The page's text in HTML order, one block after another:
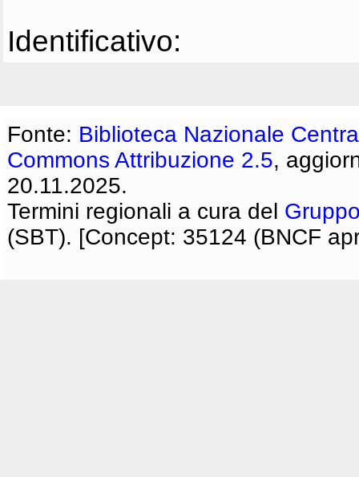
Identificativo:
Fonte: Biblioteca Nazionale
Commons Attribuzione 2.5,
20.11.2025.
Termini regionali a cura del
(SBT). [Concept: 35124 (BNCF